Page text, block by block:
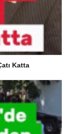
Katta